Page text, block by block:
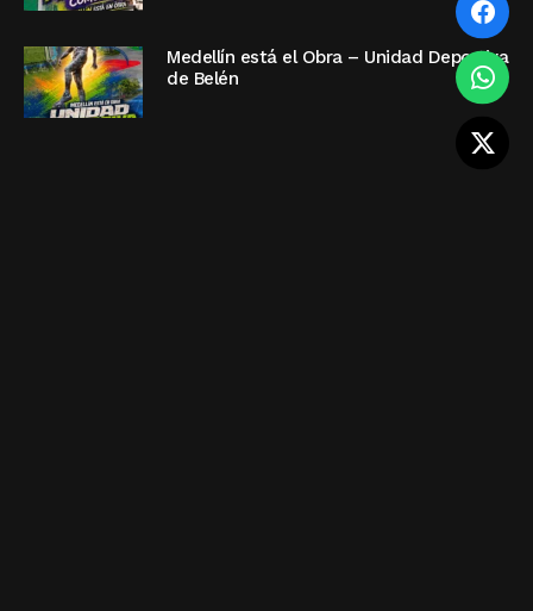
Medellín está el Obra – Unidad Deportiva
de Belén